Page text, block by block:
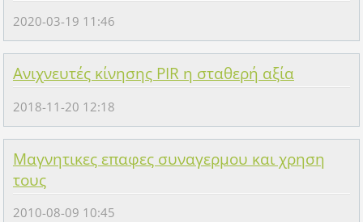
2020-03-19 11:46
Ανιχνευτές κίνησης PIR η σταθερή αξία
2018-11-20 12:18
Μαγνητικες επαφες συναγερμου και χρηση
τους
2010-08-09 10:45